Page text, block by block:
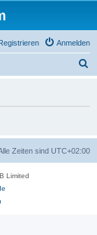
Anmelden
Zeiten sind UTC+02:00
Limited